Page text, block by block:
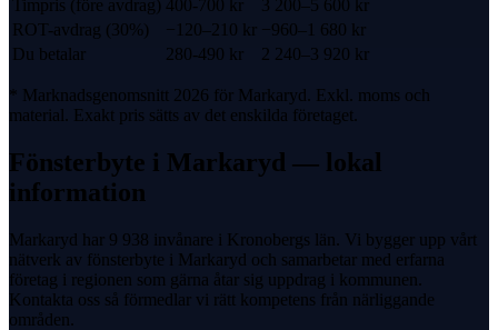
Timpris (före avdrag) 400-700 kr 3 200–5 600 kr
ROT-avdrag ( 30% ) − 120–210 kr −960– 1 680 kr
Du betalar
280-490 kr 2 240–3 920 kr
* Marknadsgenomsnitt 2026 för Markaryd. Exkl. moms och
material. Exakt pris sätts av det enskilda företaget.
Fönsterbyte i Markaryd — lokal
information
Markaryd har 9 938 invånare i Kronobergs län. Vi bygger upp vårt
nätverk av fönsterbyte i Markaryd och samarbetar med erfarna
företag i regionen som gärna åtar sig uppdrag i kommunen.
Kontakta oss så förmedlar vi rätt kompetens från närliggande
områden.